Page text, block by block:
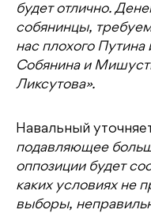
будет отлично.
собянинцы,
нас плохого
Собянина и
Ликсутова».
Навальный
подавляющее
оппозиции будет
каких условиях не
выборы,